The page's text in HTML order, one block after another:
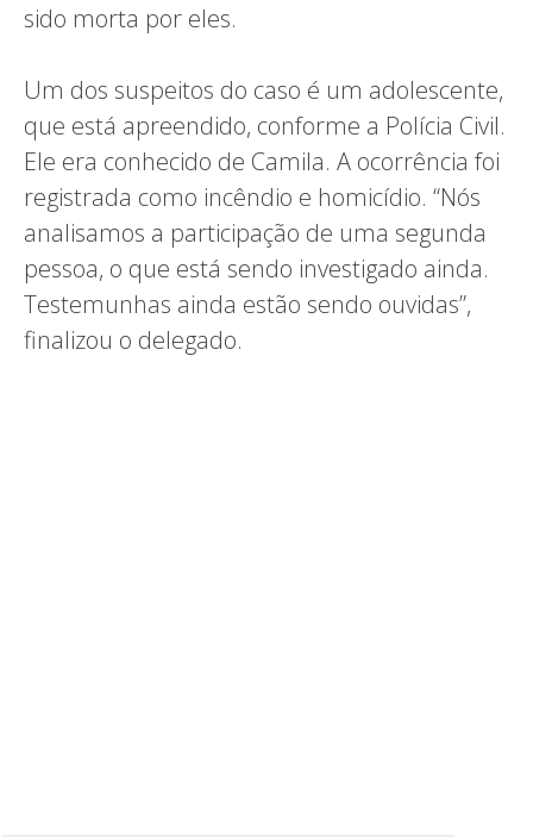
sido morta por eles.
Um dos suspeitos do caso é um adolescente,
que está apreendido, conforme a Polícia Civil.
Ele era conhecido de Camila. A ocorrência foi
registrada como incêndio e homicídio. “Nós
analisamos a participação de uma segunda
pessoa, o que está sendo investigado ainda.
Testemunhas ainda estão sendo ouvidas”,
finalizou o delegado.